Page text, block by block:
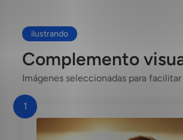
ilustrando
Complemento
Imágenes seleccionadas para
1